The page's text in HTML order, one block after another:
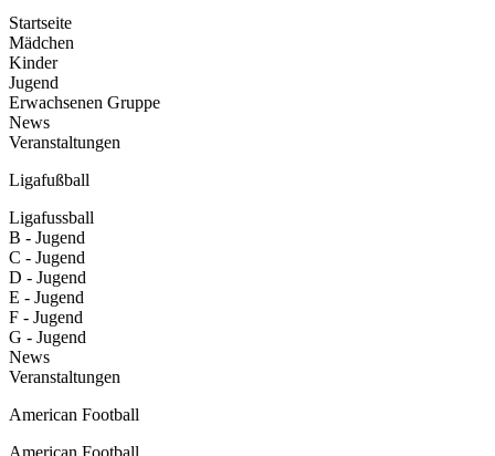
Startseite
Mädchen
Kinder
Jugend
Erwachsenen Gruppe
News
Veranstaltungen
Ligafußball
Ligafussball
B - Jugend
C - Jugend
D - Jugend
E - Jugend
F - Jugend
G - Jugend
News
Veranstaltungen
American Football
American Football